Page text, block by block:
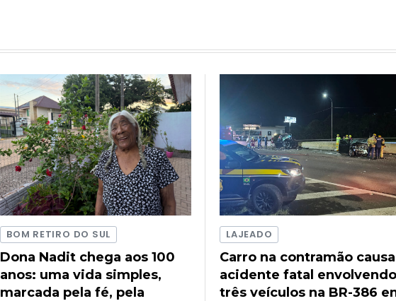
BOM RETIRO DO SUL
Dona Nadit chega aos 100
anos: uma vida simples,
marcada pela fé, pela
LAJEADO
Carro na contramão causa
acidente fatal
três veículos na BR-386